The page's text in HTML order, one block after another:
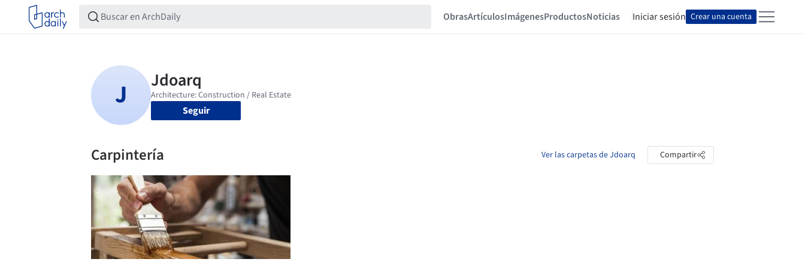
ObrasArtículosImágenesProductosNoticias Iniciar sesión Crear una cuenta
Seguir
Carpintería Ver las carpetas de Jdoarq Compartir